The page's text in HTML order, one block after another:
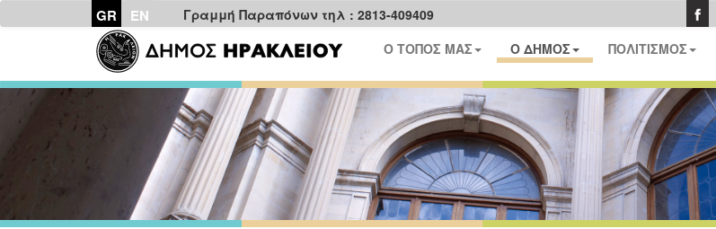
GR EN Γραμμή Παραπόνων τηλ : 2813-409409
Ο ΤΟΠΟΣ ΜΑΣ Ο ΔΗΜΟΣ ΠΟΛΙΤΙΣΜΟΣ